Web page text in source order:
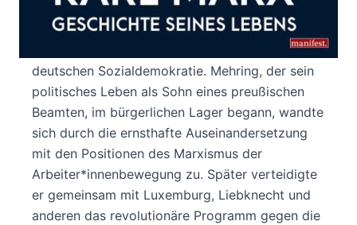
Franz Mehring galt in der Zeit vor dem ersten
Weltkrieg als eine*r der bedeutendsten
Historiker*innen und Schriftsteller*innen der
deutschen Sozialdemokratie. Mehring, der sein
politisches Leben als Sohn eines preußischen
Beamten, im bürgerlichen Lager begann, wandte
sich durch die ernsthafte Auseinandersetzung
mit den Positionen des Marxismus der
Arbeiter*innenbewegung zu. Später verteidigte
er gemeinsam mit Luxemburg, Liebknecht und
anderen das revolutionäre Programm gegen die